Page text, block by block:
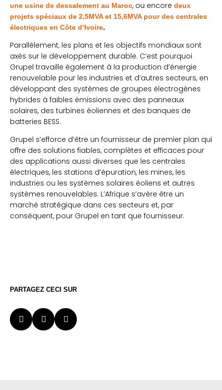
une usine de dessalement au Maroc, ou encore deux
projets spéciaux de 2,5MVA et 15,6MVA pour des centrales
électriques en Côte d’Ivoire.
Parallèlement, les plans et les objectifs mondiaux sont
axés sur le développement durable. C’est pourquoi
Grupel travaille également à la production d’énergie
renouvelable pour les industries et d’autres secteurs, en
développant des systèmes de groupes électrogènes
hybrides à faibles émissions avec des panneaux
solaires, des turbines éoliennes et des banques de
batteries BESS.
Grupel s’efforce d’être un fournisseur de premier plan qui
offre des solutions fiables, complètes et efficaces pour
des applications aussi diverses que les centrales
électriques, les stations d’épuration, les mines, les
industries ou les systèmes solaires éoliens et autres
systèmes renouvelables. L’Afrique s’avère être un
marché stratégique dans ces secteurs et, par
conséquent, pour Grupel en tant que fournisseur.
PARTAGEZ CECI SUR